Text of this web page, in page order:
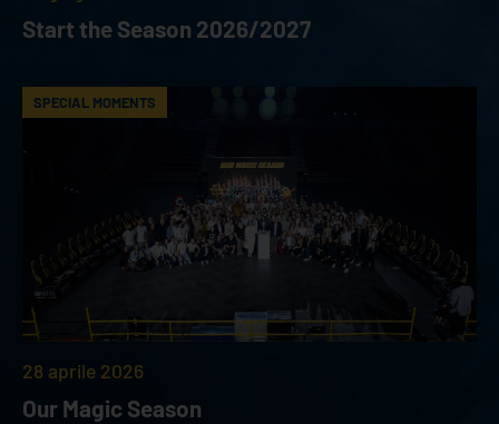
Start the Season 2026/2027
SPECIAL MOMENTS
28 aprile 2026
Our Magic Season